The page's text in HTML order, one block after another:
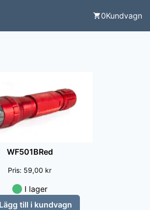
0Kundvagn
WF501BRed
Pris: 59,00 kr
I lager
Lägg till i kundvagn